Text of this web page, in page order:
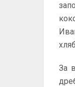
За